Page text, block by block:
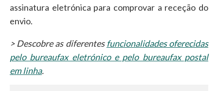
assinatura eletrónica para comprovar a receção do
envio.
> Descobre as diferentes funcionalidades oferecidas
pelo bureaufax eletrónico e pelo bureaufax postal
em linha.